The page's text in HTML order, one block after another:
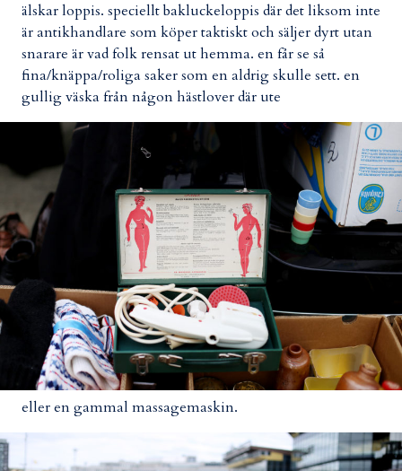
älskar loppis. speciellt bakluckeloppis där det liksom inte
är antikhandlare som köper taktiskt och säljer dyrt utan
snarare är vad folk rensat ut hemma. en får se så
fina/knäppa/roliga saker som en aldrig skulle sett. en
gullig väska från någon hästlover där ute
eller en gammal massagemaskin.